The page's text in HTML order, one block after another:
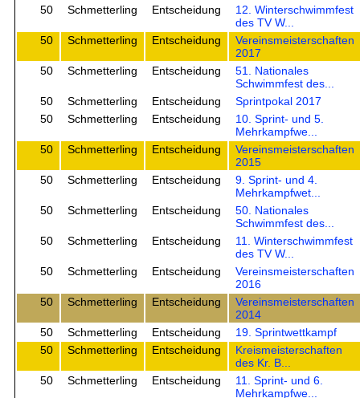
50
Schmetterling Entscheidung
12. Winterschwimmfest
des TV W...
50
Schmetterling Entscheidung
Vereinsmeisterschaften
2017
50
Schmetterling Entscheidung
51. Nationales
Schwimmfest des...
50
Schmetterling Entscheidung
Sprintpokal 2017
50
Schmetterling Entscheidung
10. Sprint- und 5.
Mehrkampfwe...
50
Schmetterling Entscheidung
Vereinsmeisterschaften
2015
50
Schmetterling Entscheidung
9. Sprint- und 4.
Mehrkampfwet...
50
Schmetterling Entscheidung
50. Nationales
Schwimmfest des...
50
Schmetterling Entscheidung
11. Winterschwimmfest
des TV W...
50
Schmetterling Entscheidung
Vereinsmeisterschaften
2016
50
Schmetterling Entscheidung
Vereinsmeisterschaften
2014
50
Schmetterling Entscheidung
19. Sprintwettkampf
50
Schmetterling Entscheidung
Kreismeisterschaften
des Kr. B...
50
Schmetterling Entscheidung
11. Sprint- und 6.
Mehrkampfwe...